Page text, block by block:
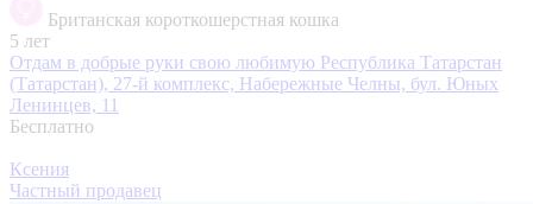
Британская короткошерстная кошка
5 лет
Отдам в добрые руки свою любимую Республика Татарстан
(Татарстан), 27-й комплекс, Набережные Челны, бул. Юных
Ленинцев, 11
Бесплатно
Ксения
Частный продавец